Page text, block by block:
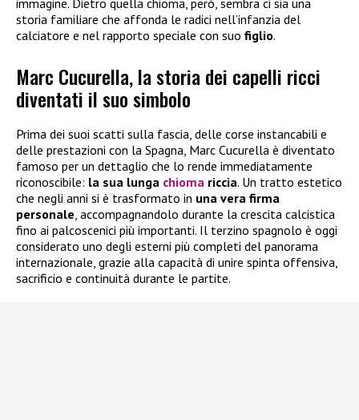
immagine. Dietro quella chioma, però, sembra ci sia una
storia familiare che affonda le radici nell’infanzia del
calciatore e nel rapporto speciale con suo figlio.
Marc Cucurella, la storia dei capelli ricci
diventati il suo simbolo
Prima dei suoi scatti sulla fascia, delle corse instancabili e
delle prestazioni con la Spagna, Marc Cucurella è diventato
famoso per un dettaglio che lo rende immediatamente
riconoscibile: la sua lunga chioma riccia. Un tratto estetico
che negli anni si è trasformato in una vera firma
personale , accompagnandolo durante la crescita calcistica
fino ai palcoscenici più importanti. Il terzino spagnolo è oggi
considerato uno degli esterni più completi del panorama
internazionale, grazie alla capacità di unire spinta offensiva,
sacrificio e continuità durante le partite.